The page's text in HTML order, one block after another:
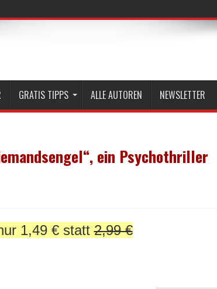
GRATIS TIPPS ALLE AUTOREN NEWSLETTER
ein Psychothriller
1,49 € statt2,99 €